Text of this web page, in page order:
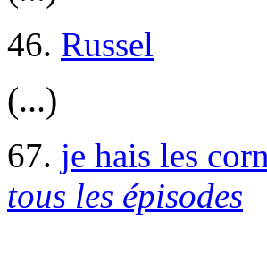
46. Russel
(...)
67. je hais les
tous les épisodes